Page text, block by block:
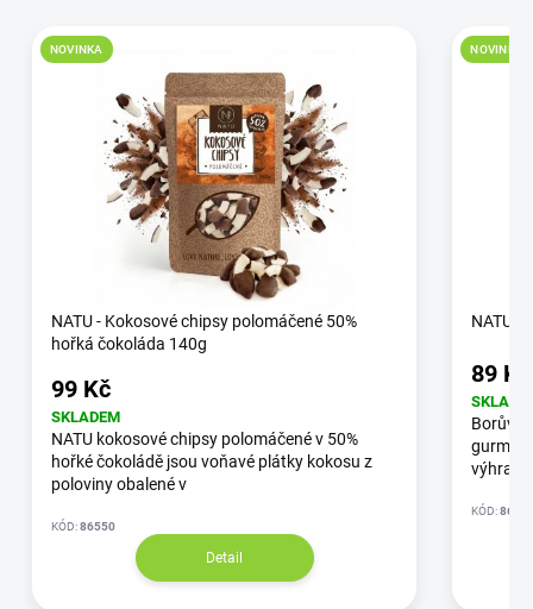
NOVINKA
NATU - Kokosové chipsy polomáčené 50%
hořká čokoláda 140g
99 Kč
SKLADEM
NATU kokosové chipsy polomáčené v 50%
hořké čokoládě jsou voňavé plátky kokosu z
poloviny obalené v
KÓD:86550
Detail
NOVINKA
NATU -
89 Kč
KÓD: